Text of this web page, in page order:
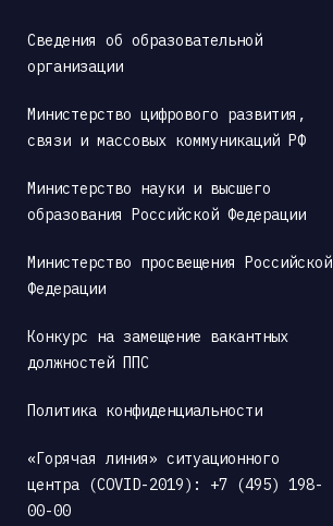
Сведения об образовательной
организации
Министерство цифрового развития,
связи и массовых коммуникаций РФ
Министерство науки и высшего
образования Российской Федерации
Министерство просвещения Российской
Федерации
Конкурс на замещение вакантных
должностей ППС
Политика конфиденциальности
«Горячая линия» ситуационного
центра (COVID-2019): +7 (495) 198-
00-00